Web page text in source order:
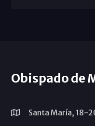
Obispado de
Santa María, 18-